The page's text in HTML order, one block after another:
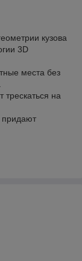
кузова
3D
места без
трескаться на
придают